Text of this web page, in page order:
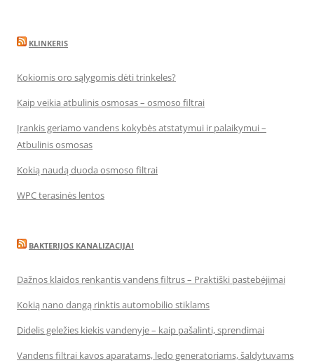
KLINKERIS
Kokiomis oro sąlygomis dėti trinkeles?
Kaip veikia atbulinis osmosas – osmoso filtrai
Įrankis geriamo vandens kokybės atstatymui ir palaikymui –
Atbulinis osmosas
Kokią naudą duoda osmoso filtrai
WPC terasinės lentos
BAKTERIJOS KANALIZACIJAI
Dažnos klaidos renkantis vandens filtrus – Praktiški pastebėjimai
Kokią nano dangą rinktis automobilio stiklams
Didelis geležies kiekis vandenyje – kaip pašalinti, sprendimai
Vandens filtrai kavos aparatams, ledo generatoriams, šaldytuvams